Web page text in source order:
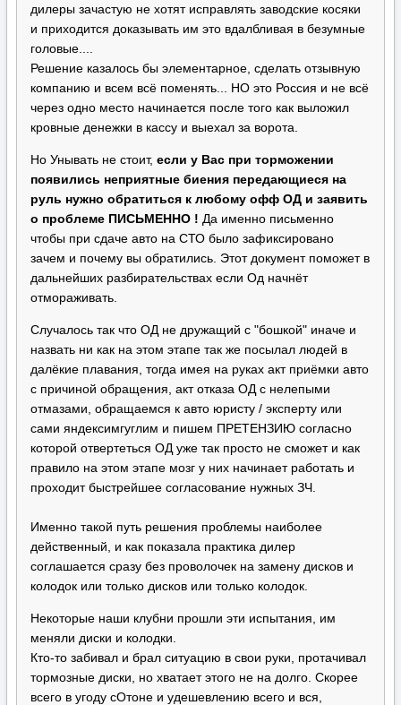
дилеры зачастую не хотят исправлять заводские косяки
и приходится доказывать им это вдалбливая в безумные
головые....
Решение казалось бы элементарное, сделать отзывную
компанию и всем всё поменять... НО это Россия и не всё
через одно место начинается после того как выложил
кровные денежки в кассу и выехал за ворота.
Но Унывать не стоит, если у Вас при торможении
появились неприятные биения передающиеся на
руль нужно обратиться к любому офф ОД и заявить
о проблеме ПИСЬМЕННО ! Да именно письменно
чтобы при сдаче авто на СТО было зафиксировано
зачем и почему вы обратились. Этот документ поможет в
дальнейших разбирательствах если Од начнёт
отмораживать.
Случалось так что ОД не дружащий с "бошкой" иначе и
назвать ни как на этом этапе так же посылал людей в
далёкие плавания, тогда имея на руках акт приёмки авто
с причиной обращения, акт отказа ОД с нелепыми
отмазами, обращаемся к авто юристу / эксперту или
сами яндексимгуглим и пишем ПРЕТЕНЗИЮ согласно
которой отвертеться ОД уже так просто не сможет и как
правило на этом этапе мозг у них начинает работать и
проходит быстрейшее согласование нужных ЗЧ.
Именно такой путь решения проблемы наиболее
действенный, и как показала практика дилер
соглашается сразу без проволочек на замену дисков и
колодок или только дисков или только колодок.
Некоторые наши клубни прошли эти испытания, им
меняли диски и колодки.
Кто-то забивал и брал ситуацию в свои руки, протачивал
тормозные диски, но хватает этого не на долго. Скорее
всего в угоду сОтоне и удешевлению всего и вся,